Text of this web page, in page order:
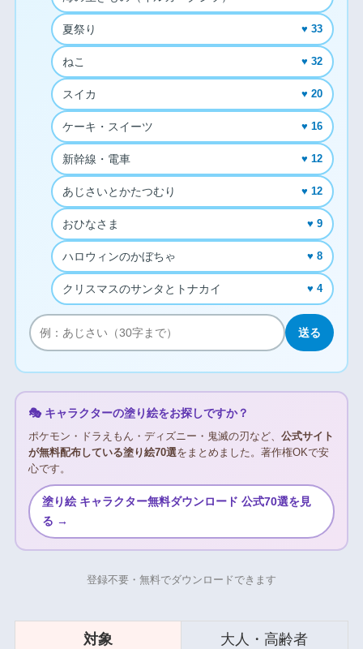
夏祭り ♥ 33
ねこ ♥ 32
スイカ ♥ 20
ケーキ・スイーツ ♥ 16
新幹線・電車 ♥ 12
あじさいとかたつむり ♥ 12
おひなさま ♥ 9
ハロウィンのかぼちゃ ♥ 8
クリスマスのサンタとトナカイ ♥ 4
送る
🎭 キャラクターの塗り絵をお探しですか？
ポケモン・ドラえもん・ディズニー・鬼滅の刃など、 公式サイト
が無料配布している塗り絵70選をまとめました。著作権OKで安
心です。
塗り絵 キャラクター無料ダウンロード 公式70選を見
る →
登録不要・無料でダウンロードできます
対象 大人・高齢者